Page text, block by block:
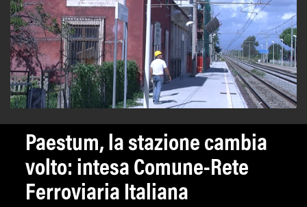
Paestum, la stazione cambia
volto: intesa Comune-Rete
Ferroviaria Italiana